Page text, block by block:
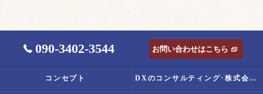
090-3402-3544 お問い合わせはこちら
コンセプト DXのコンサルティング･株式会社Senseof Timeの口コミ情報